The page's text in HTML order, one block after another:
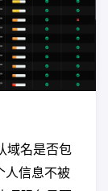
域名是否包
人信息不被